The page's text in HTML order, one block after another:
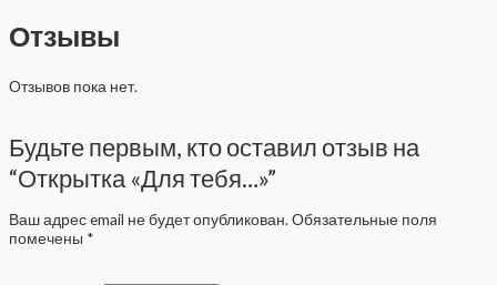
Отзывы
Отзывов пока нет.
Будьте первым, кто оставил отзыв на
“Открытка «Для тебя…»”
Ваш адрес email не будет опубликован. Обязательные поля
помечены *